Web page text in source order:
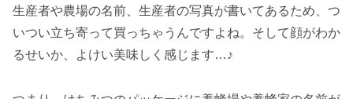
生産者や農場の名前、生産者の写真が書いてあるため、つ
いつい立ち寄って買っちゃうんですよね。そして顔がわか
るせいか、よけい美味しく感じます…♪